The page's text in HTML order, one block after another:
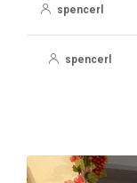
spencerl
spencerl